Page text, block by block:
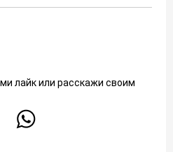
лайк или расскажи своим